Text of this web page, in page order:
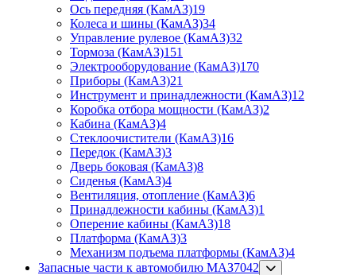
Ось передняя (КамАЗ)19
Колеса и шины (КамАЗ)34
Управление рулевое (КамАЗ)32
Тормоза (КамАЗ)151
Электрооборудование (КамАЗ)170
Приборы (КамАЗ)21
Инструмент и принадлежности (КамАЗ)12
Коробка отбора мощности (КамАЗ)2
Кабина (КамАЗ)4
Стеклоочистители (КамАЗ)16
Передок (КамАЗ)3
Дверь боковая (КамАЗ)8
Сиденья (КамАЗ)4
Вентиляция, отопление (КамАЗ)6
Принадлежности кабины (КамАЗ)1
Оперение кабины (КамАЗ)18
Платформа (КамАЗ)3
Механизм подъема платформы (КамАЗ)4
Запасные части к автомобилю МАЗ7042